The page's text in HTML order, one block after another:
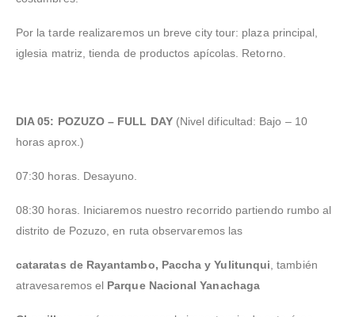
Por la tarde realizaremos un breve city tour: plaza principal,
iglesia matriz, tienda de productos apícolas. Retorno.
DIA 05: POZUZO – FULL DAY (Nivel dificultad: Bajo – 10
horas aprox.)
07:30 horas. Desayuno.
08:30 horas. Iniciaremos nuestro recorrido partiendo rumbo al
distrito de Pozuzo, en ruta observaremos las
cataratas de Rayantambo, Paccha y Yulitunqui, también
atravesaremos el Parque Nacional Yanachaga